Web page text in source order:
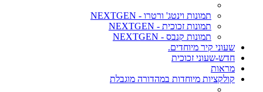
תמונות וינטג' ורטרו - NEXTGEN
תמונות זכוכית - NEXTGEN
תמונות קנבס - NEXTGEN
שעוני קיר מיוחדים.
חדש-שעוני זכוכית
מראות
קולקציות מיוחדות במהדורה מוגבלת